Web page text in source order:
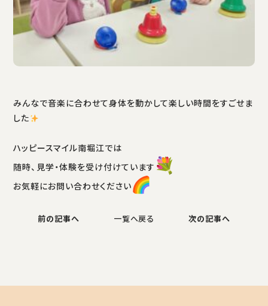
みんなで音楽に合わせて身体を動かして楽しい時間をすごせま
した
ハッピースマイル南堀江では
随時、見学・体験を受け付けています
お気軽にお問い合わせください
前の記事へ 一覧へ戻る 次の記事へ